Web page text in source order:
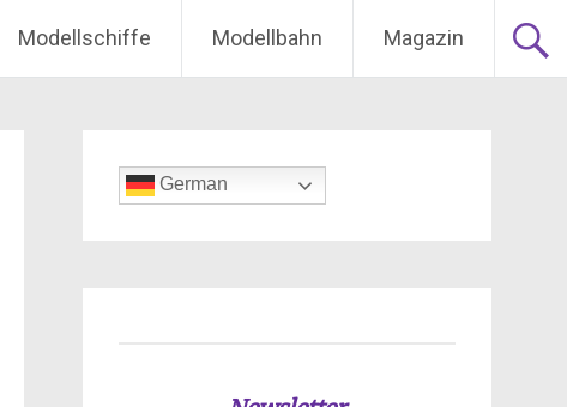
Modellschiffe Modellbahn Magazin
German